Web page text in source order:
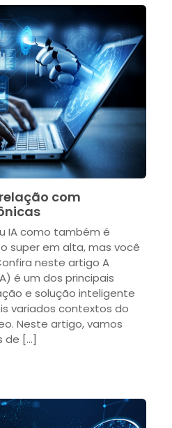
com
IA como também é
super em alta, mas você
neste artigo A
é um dos principais
e solução inteligente
variados contextos do
Neste artigo, vamos
de […]